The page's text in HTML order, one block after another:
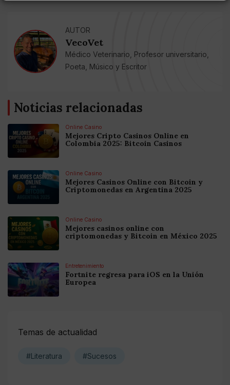
AUTOR
VecoVet
Médico Veterinario, Profesor universitario,
Poeta, Músico y Escritor
Noticias relacionadas
Online Casino
Mejores Cripto Casinos Online en
Colombia 2025: Bitcoin Casinos
Online Casino
Mejores Casinos Online con Bitcoin y
Criptomonedas en Argentina 2025
Online Casino
Mejores casinos online con
criptomonedas y Bitcoin en México 2025
Entretenimiento
Fortnite regresa para iOS en la Unión
Europea
Temas de actualidad
#Literatura #Sucesos